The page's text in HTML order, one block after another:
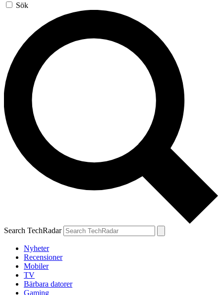
Sök
Search TechRadar
Nyheter
Recensioner
Mobiler
TV
Bärbara datorer
Gaming